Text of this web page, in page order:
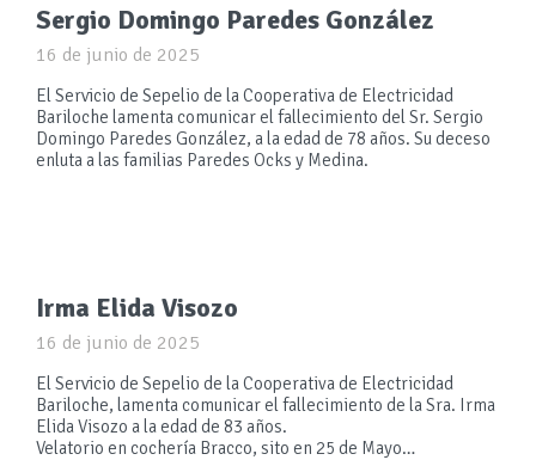
Sergio Domingo Paredes González
16 de junio de 2025
El Servicio de Sepelio de la Cooperativa de Electricidad
Bariloche lamenta comunicar el fallecimiento del Sr. Sergio
Domingo Paredes González, a la edad de 78 años. Su deceso
enluta a las familias Paredes Ocks y Medina.
Irma Elida Visozo
16 de junio de 2025
El Servicio de Sepelio de la Cooperativa de Electricidad
Bariloche, lamenta comunicar el fallecimiento de la Sra. Irma
Elida Visozo a la edad de 83 años.
Velatorio en cochería Bracco, sito en 25 de Mayo…